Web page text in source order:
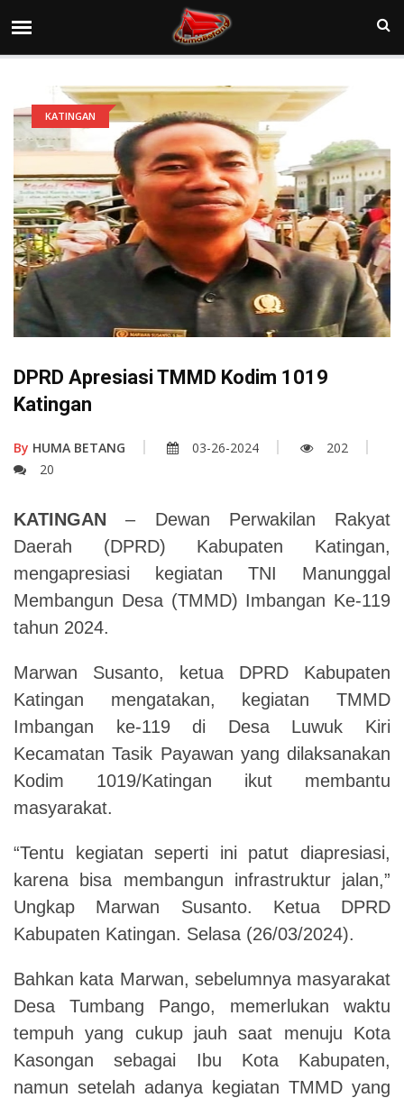
KATINGAN
DPRD Apresiasi TMMD Kodim 1019
Katingan
By HUMA BETANG 03-26-2024
202
20
KATINGAN – Dewan Perwakilan Rakyat
Daerah (DPRD) Kabupaten Katingan,
mengapresiasi kegiatan TNI Manunggal
Membangun Desa (TMMD) Imbangan Ke-119
tahun 2024.
Marwan Susanto, ketua DPRD Kabupaten
Katingan mengatakan, kegiatan TMMD
Imbangan ke-119 di Desa Luwuk Kiri
Kecamatan Tasik Payawan yang dilaksanakan
Kodim 1019/Katingan ikut membantu
masyarakat.
“Tentu kegiatan seperti ini patut diapresiasi,
karena bisa membangun infrastruktur jalan,”
Ungkap Marwan Susanto. Ketua DPRD
Kabupaten Katingan. Selasa (26/03/2024).
Bahkan kata Marwan, sebelumnya masyarakat
Desa Tumbang Pango, memerlukan waktu
tempuh yang cukup jauh saat menuju Kota
Kasongan sebagai Ibu Kota Kabupaten,
namun setelah adanya kegiatan TMMD yang